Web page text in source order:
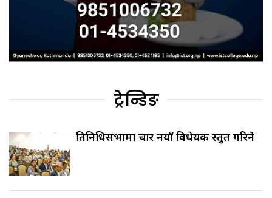
ट्रेन्डिङ
प्रतिनिधिसभामा चार नयाँ विधेयक प्रस्तुत गरिने